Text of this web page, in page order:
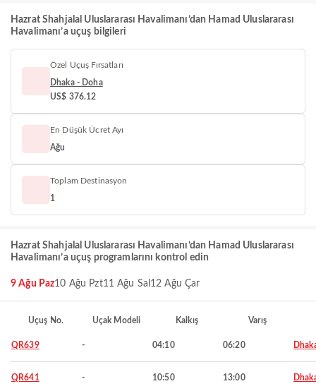
Hazrat Shahjalal Uluslararası Havalimanı’dan Hamad Uluslararası
Havalimanı’a uçuş bilgileri
Özel Uçuş Fırsatları
Dhaka - Doha
US$ 376.12
En Düşük Ücret Ayı
Ağu
Toplam Destinasyon
1
Hazrat Shahjalal Uluslararası Havalimanı’dan Hamad Uluslararası
Havalimanı’a uçuş programlarını kontrol edin
9 Ağu Paz10 Ağu Pzt11 Ağu Sal 12 Ağu Çar
Uçuş No. Uçak Modeli Kalkış Varış
QR639 - 04:10 06:20
QR641 - 10:50 13:00